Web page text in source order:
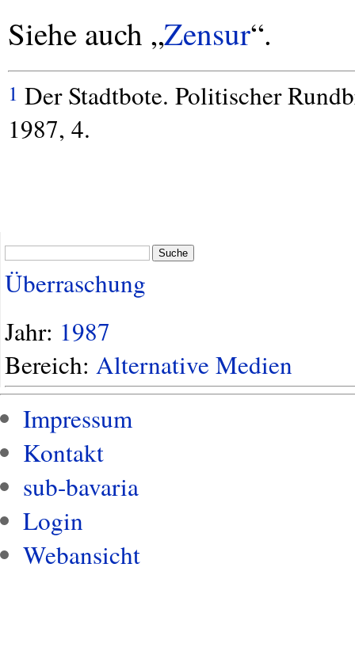
Siehe auch „Zensur“.
1 Der Stadtbote. Politischer
1987, 4.
Suche
Überraschung
Jahr: 1987
Bereich: Alternative Medien
Impressum
Kontakt
sub-bavaria
Login
Webansicht